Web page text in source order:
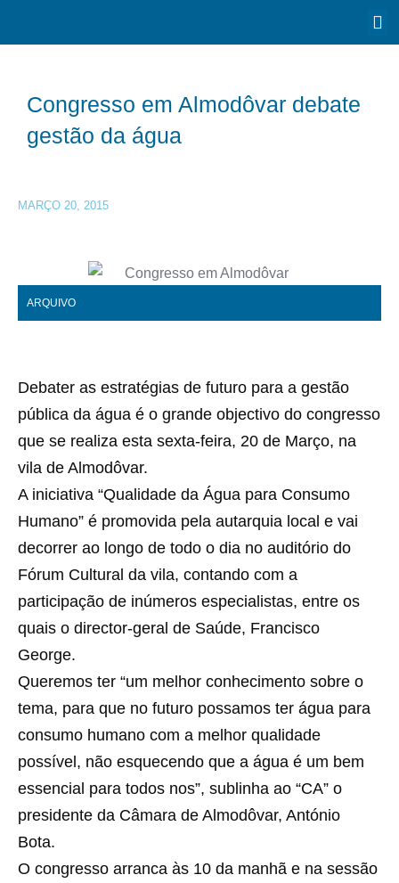
Congresso em Almodôvar debate
gestão da água
MARÇO 20, 2015
ARQUIVO
Debater as estratégias de futuro para a gestão
pública da água é o grande objectivo do congresso
que se realiza esta sexta-feira, 20 de Março, na
vila de Almodôvar.
A iniciativa “Qualidade da Água para Consumo
Humano” é promovida pela autarquia local e vai
decorrer ao longo de todo o dia no auditório do
Fórum Cultural da vila, contando com a
participação de inúmeros especialistas, entre os
quais o director-geral de Saúde, Francisco
George.
Queremos ter “um melhor conhecimento sobre o
tema, para que no futuro possamos ter água para
consumo humano com a melhor qualidade
possível, não esquecendo que a água é um bem
essencial para todos nos”, sublinha ao “CA” o
presidente da Câmara de Almodôvar, António
Bota.
O congresso arranca às 10 da manhã e na sessão